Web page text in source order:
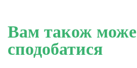
Вам також може
сподобатися